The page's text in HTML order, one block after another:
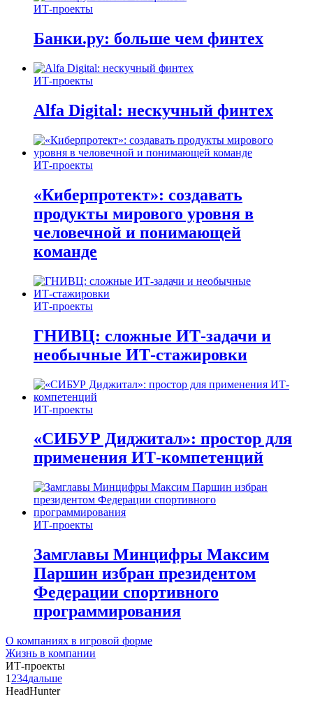
ИТ-проекты
Банки.ру: больше чем финтех
ИТ-проекты
Alfa Digital: нескучный финтех
ИТ-проекты
«Киберпротект»: создавать
продукты мирового уровня в
человечной и понимающей
команде
ИТ-проекты
ГНИВЦ: сложные ИТ‑задачи и
необычные ИТ‑стажировки
ИТ-проекты
«СИБУР Диджитал»: простор для
применения ИТ-компетенций
ИТ-проекты
Замглавы Минцифры Максим
Паршин избран президентом
Федерации спортивного
программирования
О компаниях в игровой форме
Жизнь в компании
ИТ-проекты
1 234дальше
HeadHunter